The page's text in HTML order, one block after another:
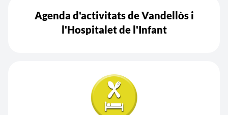
Agenda d'activitats de Vandellòs i
l'Hospitalet de l'Infant